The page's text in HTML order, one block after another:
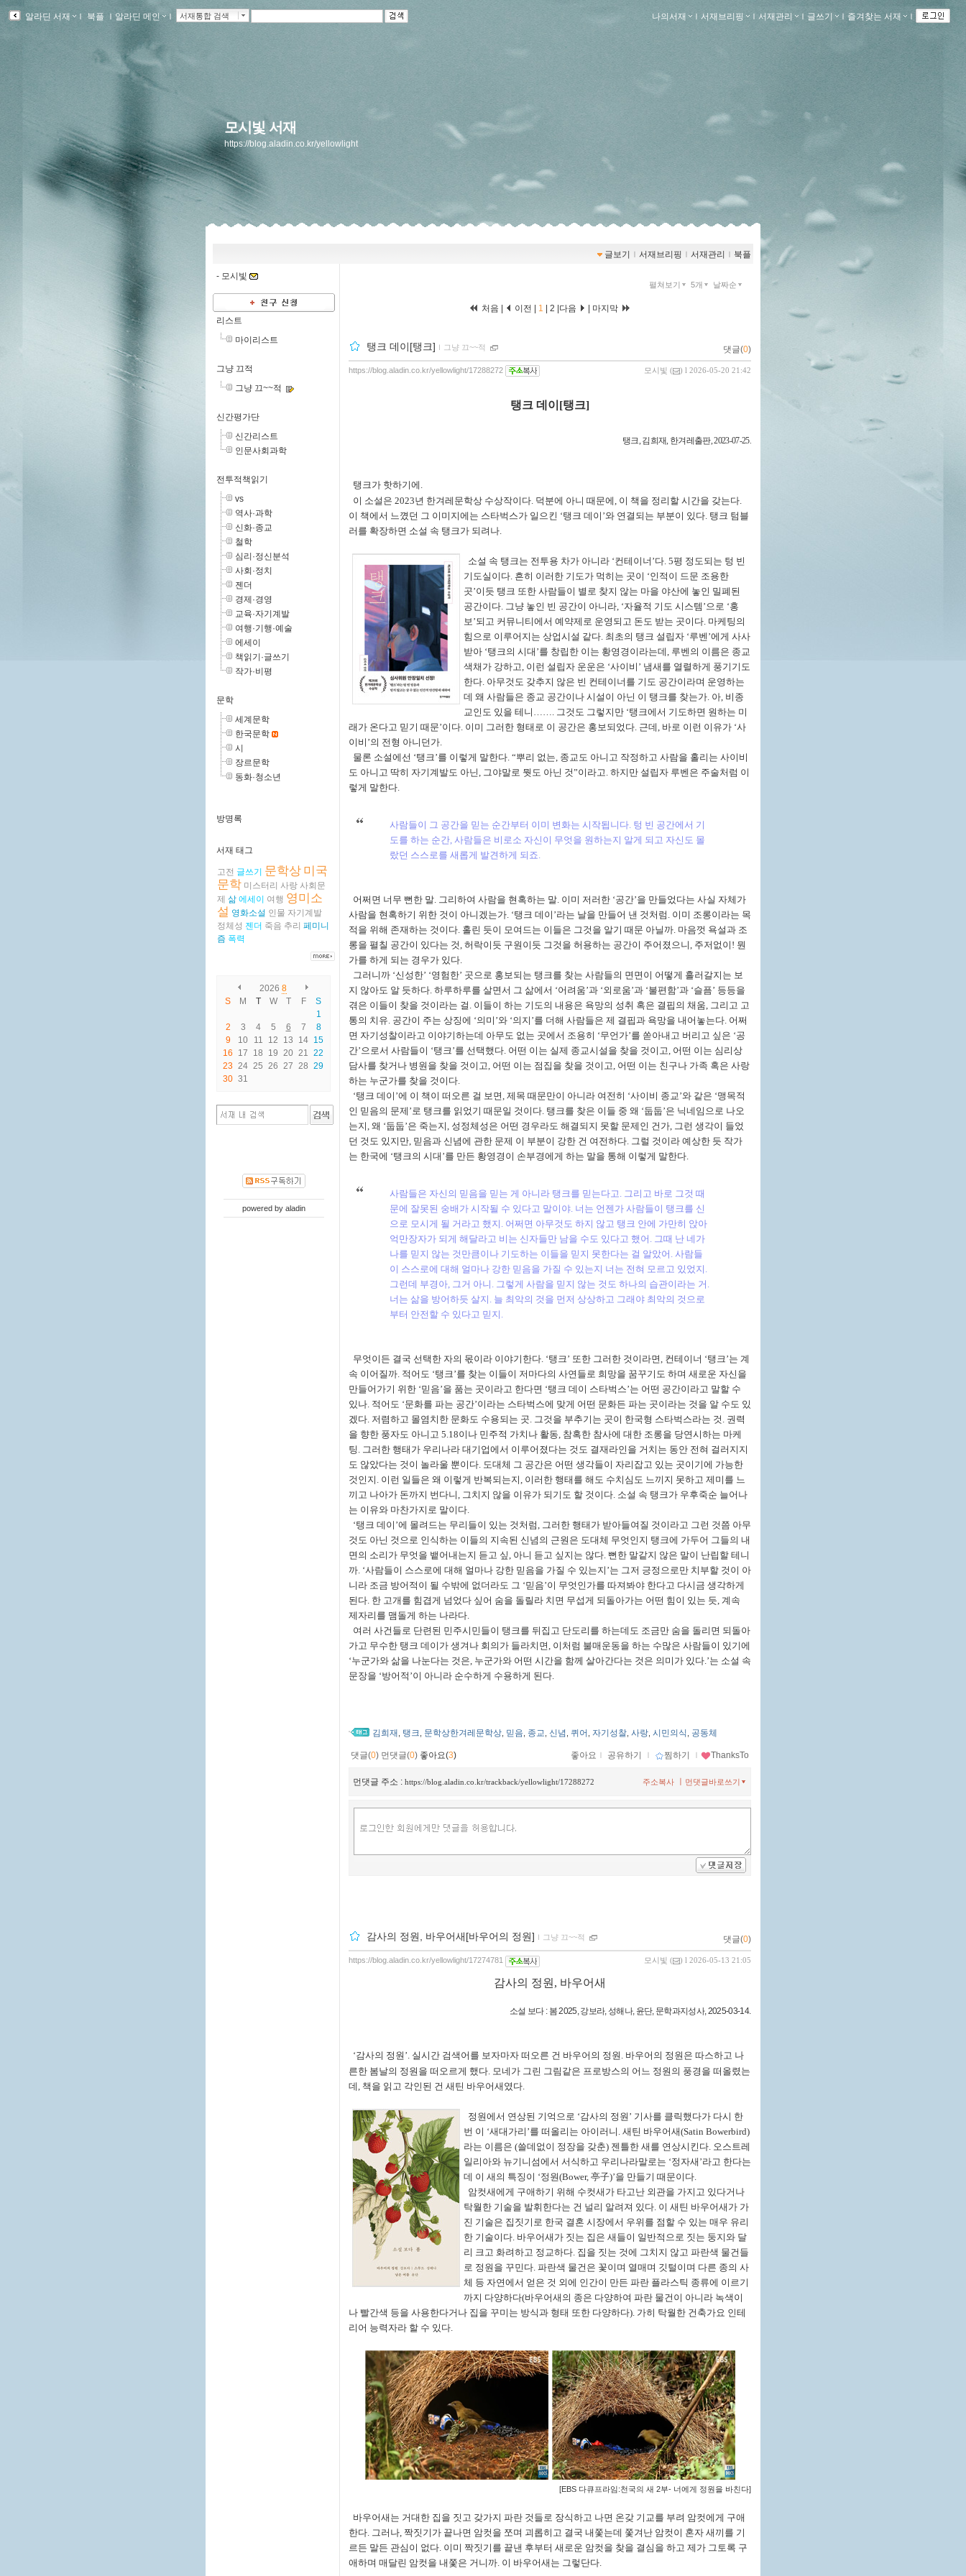
알라딘 서재 ｌ 북플 ｌ 알라딘 메인 ｌ 서재통합 검색 나의서재 ｌ 서재브리핑 ｌ 서재관리 ｌ 글쓰기 ｌ 즐겨찾는 서재 ｌ
모시빛 서재
https://blog.aladin.co.kr/yellowlight
글보기 ｌ 서재브리핑 ｌ 서재관리 ｌ 북플
- 모시빛
리스트
마이리스트
그냥 끄적
그냥 끄~~적
신간평가단
신간리스트
인문사회과학
전투적책읽기
vs
역사·과학
신화·종교
철학
심리·정신분석
사회·정치
젠더
경제·경영
교육·자기계발
여행·기행·예술
에세이
책읽기·글쓰기
작가·비평
문학
세계문학
한국문학
시
장르문학
동화·청소년
방명록
서재 태그
고전 글쓰기 문학상 미국
문학 미스터리 사랑 사회문
제 삶 에세이 여행 영미소
설 영화소설 인물 자기계발
정체성 젠더 죽음 추리 페미니
즘 폭력
2026 8
S
M T W T F
S
1
2
3 4 5 6 7
8
9
10 11 12 13 14 15
16
17 18 19 20 21 22
23 24 25 26 27 28 29
30 31
powered by aladin
펼쳐보기 5개 날짜순
처음 | 이전 | 1 2 다음 마지막
탱크 데이[탱크] ｌ 그냥 끄~~적 댓글(0)
모시빛 ( ) l 2026-05-20 21:42
https://blog.aladin.co.kr/yellowlight/17288272
탱크 데이 [탱크]
탱크, 김희재, 한겨레출판, 2023-07-25.
탱크가 핫하기에 .
이 소설은 2023년 한겨레문학상 수상작이다. 덕분에 아니 때문에, 이 책을 정리할 시간을 갖는다.
이 책에서 느꼈던 그 이미지에는 스타벅스가 일으킨 ‘탱크 데이 ’와 연결되는 부분이 있다. 탱크 텀블
러를 확장하면 소설 속 탱크가 되려나.
소설 속 탱크는 전투용 차가 아니라 ‘컨테이너 ’다. 5평 정도되는 텅 빈
기도실이다. 흔히 이러한 기도가 먹히는 곳이 ‘인적이 드문 조용한
곳’이듯 탱크 또한 사람들이 별로 찾지 않는 마을 야산에 놓인 밀폐된
공간이다. 그냥 놓인 빈 공간이 아니라, ‘자율적 기도 시스템 ’으로 ‘홍
보’되고 커뮤니티에서 예약제로 운영되고 돈도 받는 곳이다. 마케팅의
힘으로 이루어지는 상업시설 같다. 최초의 탱크 설립자 ‘루벤 ’에게 사사
받아 ‘탱크의 시대 ’를 창립한 이는 황영경이라는데, 루벤의 이름은 종교
색채가 강하고, 이런 설립자 운운은 ‘사이비 ’ 냄새를 열렬하게 풍기기도
한다. 아무것도 갖추지 않은 빈 컨테이너를 기도 공간이라며 운영하는
데 왜 사람들은 종교 공간이나 시설이 아닌 이 탱크를 찾는가. 아, 비종
교인도 있을 테니 ……. 그것도 그렇지만 ‘탱크에서 기도하면 원하는 미
래가 온다고 믿기 때문’이다. 이미 그러한 형태로 이 공간은 홍보되었다. 근데, 바로 이런 이유가 ‘사
이비 ’의 전형 아니던가.
물론 소설에선 ‘탱크’를 이렇게 말한다. “뿌리 없는, 종교도 아니고 작정하고 사람을 홀리는 사이비
도 아니고 딱히 자기계발도 아닌, 그야말로 뭣도 아닌 것”이라고. 하지만 설립자 루벤은 주술처럼 이
렇게 말한다.
사람들이 그 공간을 믿는 순간부터 이미 변화는 시작됩니다. 텅 빈 공간에서 기
도를 하는 순간, 사람들은 비로소 자신이 무엇을 원하는지 알게 되고 자신도 몰
랐던 스스로를 새롭게 발견하게 되죠.
어쩌면 너무 뻔한 말. 그리하여 사람을 현혹하는 말. 이미 저러한 ‘공간’을 만들었다는 사실 자체가
사람을 현혹하기 위한 것이 아니겠는가. ‘탱크 데이 ’라는 날을 만들어 낸 것처럼 . 이미 조롱이라는 목
적을 위해 존재하는 것이다. 홀린 듯이 모여드는 이들은 그것을 알기 때문 아닐까. 마음껏 욕설과 조
롱을 펼칠 공간이 있다는 것, 허락이듯 구원이듯 그것을 허용하는 공간이 주어졌으니, 주저없이 ! 뭔
가를 하게 되는 경우가 있다.
그러니까 ‘신성한’ ‘영험한’ 곳으로 홍보되는 탱크를 찾는 사람들의 면면이 어떻게 흘러갈지는 보
지 않아도 알 듯하다. 하루하루를 살면서 그 삶에서 ‘어려움’과 ‘외로움’과 ‘불편함’과 ‘슬픔’ 등등을
겪은 이들이 찾을 것이라는 걸 . 이들이 하는 기도의 내용은 욕망의 성취 혹은 결핍의 채움, 그리고 고
통의 치유. 공간이 주는 상징에 ‘의미 ’와 ‘의지 ’를 더해 사람들은 제 결핍과 욕망을 내어놓는다. 어쩌
면 자기성찰이라고 이야기하는데 아무도 없는 곳에서 조용히 ‘무언가’를 쏟아내고 버리고 싶은 ‘공
간’으로서 사람들이 ‘탱크’를 선택했다. 어떤 이는 실제 종교시설을 찾을 것이고, 어떤 이는 심리상
담사를 찾거나 병원을 찾을 것이고, 어떤 이는 점집을 찾을 것이고, 어떤 이는 친구나 가족 혹은 사랑
하는 누군가를 찾을 것이다.
‘탱크 데이 ’에 이 책이 떠오른 걸 보면, 제목 때문만이 아니라 여전히 ‘사이비 종교’와 같은 ‘맹목적
인 믿음의 문제 ’로 탱크를 읽었기 때문일 것이다. 탱크를 찾은 이들 중 왜 ‘둡둡’은 닉네임으로 나오
는지, 왜 ‘둡둡’은 죽는지, 성정체성은 어떤 경우라도 해결되지 못할 문제인 건가, 그런 생각이 들었
던 것도 있지만, 믿음과 신념에 관한 문제 이 부분이 강한 건 여전하다. 그럴 것이라 예상한 듯 작가
는 한국에 ‘탱크의 시대 ’를 만든 황영경이 손부경에게 하는 말을 통해 이렇게 말한다.
사람들은 자신의 믿음을 믿는 게 아니라 탱크를 믿는다고. 그리고 바로 그것 때
문에 잘못된 숭배가 시작될 수 있다고 말이야. 너는 언젠가 사람들이 탱크를 신
으로 모시게 될 거라고 했지 . 어쩌면 아무것도 하지 않고 탱크 안에 가만히 앉아
억만장자가 되게 해달라고 비는 신자들만 남을 수도 있다고 했어 . 그때 난 네가
나를 믿지 않는 것만큼이나 기도하는 이들을 믿지 못한다는 걸 알았어 . 사람들
이 스스로에 대해 얼마나 강한 믿음을 가질 수 있는지 너는 전혀 모르고 있었지 .
그런데 부경아, 그거 아니 . 그렇게 사람을 믿지 않는 것도 하나의 습관이라는 거 .
너는 삶을 방어하듯 살지 . 늘 최악의 것을 먼저 상상하고 그래야 최악의 것으로
부터 안전할 수 있다고 믿지 .
무엇이든 결국 선택한 자의 몫이라 이야기한다. ‘탱크’ 또한 그러한 것이라면, 컨테이너 ‘탱크’는 계
속 이어질까. 적어도 ‘탱크’를 찾는 이들이 저마다의 사연들로 희망을 꿈꾸기도 하며 새로운 자신을
만들어가기 위한 ‘믿음’을 품는 곳이라고 한다면 ‘탱크 데이 스타벅스’는 어떤 공간이라고 말할 수
있나. 적어도 ‘문화를 파는 공간’이라는 스타벅스에 맞게 어떤 문화든 파는 곳이라는 것을 알 수도 있
겠다. 저렴하고 몰염치한 문화도 수용되는 곳. 그것을 부추기는 곳이 한국형 스타벅스라는 것 . 권력
을 향한 풍자도 아니고 5.18이나 민주적 가치나 활동, 참혹한 참사에 대한 조롱을 당연시하는 마케
팅 . 그러한 행태가 우리나라 대기업에서 이루어졌다는 것도 결재라인을 거치는 동안 전혀 걸러지지
도 않았다는 것이 놀라울 뿐이다. 도대체 그 공간은 어떤 생각들이 자리잡고 있는 곳이기에 가능한
것인지 . 이런 일들은 왜 이렇게 반복되는지, 이러한 행태를 해도 수치심도 느끼지 못하고 제미를 느
끼고 나아가 돈까지 번다니, 그치지 않을 이유가 되기도 할 것이다. 소설 속 탱크가 우후죽순 늘어나
는 이유와 마찬가지로 말이다.
‘탱크 데이 ’에 몰려드는 무리들이 있는 것처럼, 그러한 행태가 받아들여질 것이라고 그런 것쯤 아무
것도 아닌 것으로 인식하는 이들의 지속된 신념의 근원은 도대체 무엇인지 탱크에 가두어 그들의 내
면의 소리가 무엇을 뱉어내는지 듣고 싶, 아니 듣고 싶지는 않다. 뻔한 말같지 않은 말이 난립할 테니
까. ‘사람들이 스스로에 대해 얼마나 강한 믿음을 가질 수 있는지 ’는 그저 긍정으로만 치부할 것이 아
니라 조금 방어적이 될 수밖에 없더라도 그 ‘믿음’이 무엇인가를 따져봐야 한다고 다시금 생각하게
된다. 한 고개를 힘겹게 넘었다 싶어 숨을 돌릴라 치면 무섭게 되돌아가는 어떤 힘이 있는 듯, 계속
제자리를 맴돌게 하는 나라다.
여러 사건들로 단련된 민주시민들이 탱크를 뒤집고 단도리를 하는데도 조금만 숨을 돌리면 되돌아
가고 무수한 탱크 데이가 생겨나 회의가 들라치면, 이처럼 불매운동을 하는 수많은 사람들이 있기에
‘누군가와 삶을 나눈다는 것은, 누군가와 어떤 시간을 함께 살아간다는 것은 의미가 있다.’는 소설 속
문장을 ‘방어적 ’이 아니라 순수하게 수용하게 된다.
김희재 , 탱크, 문학상한겨레문학상, 믿음, 종교, 신념 , 퀴어 , 자기성찰, 사랑, 시민의식 , 공동체
댓글(0) 먼댓글(0) 좋아요(3) 좋아요 ｌ 공유하기 ｌ 찜하기 ｌ ThanksTo
먼댓글 주소 : https://blog.aladin.co.kr/trackback/yellowlight/17288272 먼댓글바로쓰기
주소복사
감사의 정원, 바우어새[바우어의 정원] ｌ 그냥 끄~~적 댓글(0)
모시빛 ( ) l 2026-05-13 21:05
https://blog.aladin.co.kr/yellowlight/17274781
감사의 정원 , 바우어새
소설 보다 : 봄2025,강보라,성해나, 윤단, 문학과지성사, 2025-03-14.
‘감사의 정원 ’. 실시간 검색어를 보자마자 떠오른 건 바우어의 정원 바우어의 정원은 따스하고 나
른한 봄날의 정원을 떠오르게 했다 모네가 그린 그림같은 프로방스의 어느 정원의 풍경을 떠올렸는
데 책을 읽고 각인된 건 새틴 바우어새였다
정원에서 연상된 기억으로 ‘감사의 정원 ’ 기사를 클릭했다가 다시 한
번 이 ‘새대가리 ’를 떠올리는 아이러니 새틴 바우어새(Satin Bowerbird)
라는 이름은 (쓸데없이 정장을 갖춘) 젠틀한 새를 연상시킨다 오스트레
일리아와 뉴기니섬에서 서식하고 우리나라말로는 ‘정자새 ’라고 한다는
데 이 새의 특징이 ‘정원(Bower, 亭子)’을 만들기 때문이다
암컷새에게 구애하기 위해 수컷새가 타고난 외관을 가지고 있다거나
탁월한 기술을 발휘한다는 건 널리 알려져 있다 이 새틴 바우어새가 가
진 기술은 집짓기로 한국 결혼 시장에서 우위를 점할 수 있는 매우 유리
한 기술이다 바우어새가 짓는 집은 새들이 일반적으로 짓는 둥지와 달
리 크고 화려하고 정교하다 집을 짓는 것에 그치지 않고 파란색 물건들
로 정원을 꾸민다 파란색 물건은 꽃이며 열매며 깃털이며 다른 종의 사
체 등 자연에서 얻은 것 외에 인간이 만든 파란 플라스틱 종류에 이르기
까지 다양하다(바우어새의 종은 다양하여 파란 물건이 아니라 녹색이
나 빨간색 등을 사용한다거나 집을 꾸미는 방식과 형태 또한 다양하다). 가히 탁월한 건축가요 인테
리어 능력자라 할 수 있다
[EBS 다큐프라임:천국의 새 2부- 너에게 정원을 바친다]
바우어새는 거대한 집을 짓고 갖가지 파란 것들로 장식하고 나면 온갖 기교를 부려 암컷에게 구애
한다 그러나 짝짓기가 끝나면 암컷을 쪼며 괴롭히고 결국 내쫓는데 쫓겨난 암컷이 혼자 새끼를 기
르든 말든 관심이 없다 이미 짝짓기를 끝낸 후부터 새로운 암컷을 찾을 결심을 하고 제가 그토록 구
애하며 매달린 암컷을 내쫓은 거니까 이 바우어새는 그렇단다